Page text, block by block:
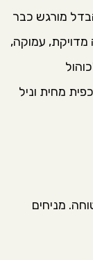
מורגש כבר
עמוקה,
מחית וניל
מניחים